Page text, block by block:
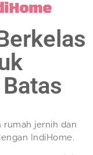
rumah jernih dan
IndiHome.